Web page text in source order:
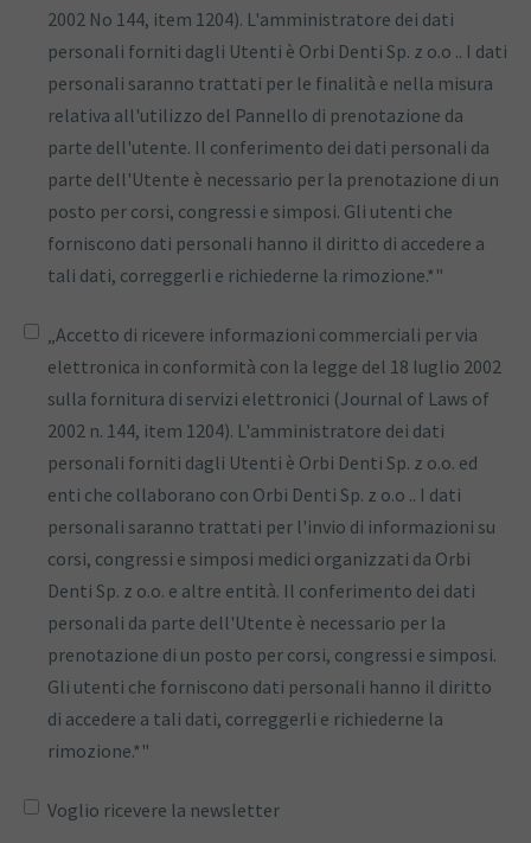
2002 No 144, item 1204). L'amministratore dei dati
personali forniti dagli Utenti è Orbi Denti Sp. z o.o .. I dati
personali saranno trattati per le finalità e nella misura
relativa all'utilizzo del Pannello di prenotazione da
parte dell'utente. Il conferimento dei dati personali da
parte dell'Utente è necessario per la prenotazione di un
posto per corsi, congressi e simposi. Gli utenti che
forniscono dati personali hanno il diritto di accedere a
tali dati, correggerli e richiederne la rimozione.*"
„Accetto di ricevere informazioni commerciali per via
elettronica in conformità con la legge del 18 luglio 2002
sulla fornitura di servizi elettronici (Journal of Laws of
2002 n. 144, item 1204). L'amministratore dei dati
personali forniti dagli Utenti è Orbi Denti Sp. z o.o. ed
enti che collaborano con Orbi Denti Sp. z o.o .. I dati
personali saranno trattati per l'invio di informazioni su
corsi, congressi e simposi medici organizzati da Orbi
Denti Sp. z o.o. e altre entità. Il conferimento dei dati
personali da parte dell'Utente è necessario per la
prenotazione di un posto per corsi, congressi e simposi.
Gli utenti che forniscono dati personali hanno il diritto
di accedere a tali dati, correggerli e richiederne la
rimozione.*"
Voglio ricevere la newsletter